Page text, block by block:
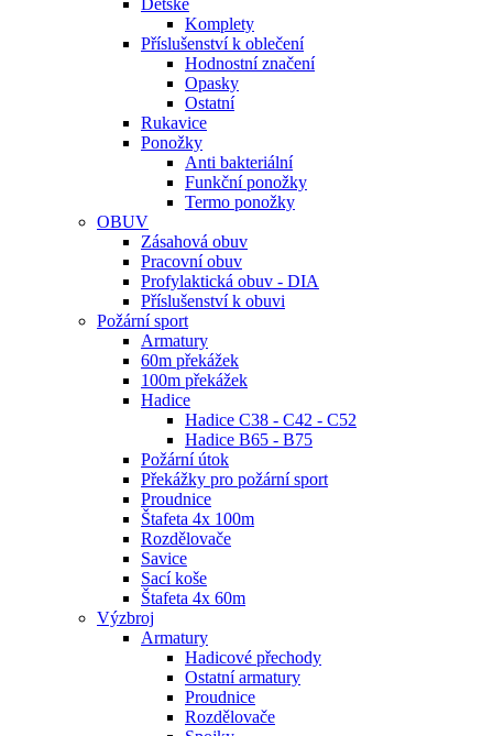
Dětské
Komplety
Příslušenství k oblečení
Hodnostní značení
Opasky
Ostatní
Rukavice
Ponožky
Anti bakteriální
Funkční ponožky
Termo ponožky
OBUV
Zásahová obuv
Pracovní obuv
Profylaktická obuv - DIA
Příslušenství k obuvi
Požární sport
Armatury
60m překážek
100m překážek
Hadice
Hadice C38 - C42 - C52
Hadice B65 - B75
Požární útok
Překážky pro požární sport
Proudnice
Štafeta 4x 100m
Rozdělovače
Savice
Sací koše
Štafeta 4x 60m
Výzbroj
Armatury
Hadicové přechody
Ostatní armatury
Proudnice
Rozdělovače